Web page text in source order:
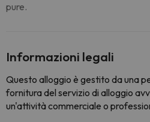
pure.
Informazioni legali
Questo alloggio è gestito da una
fornitura del servizio di alloggio
un'attività commerciale o